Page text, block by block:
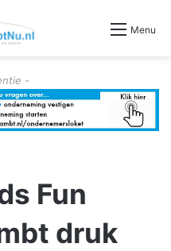
Menu
-
Fun
druk